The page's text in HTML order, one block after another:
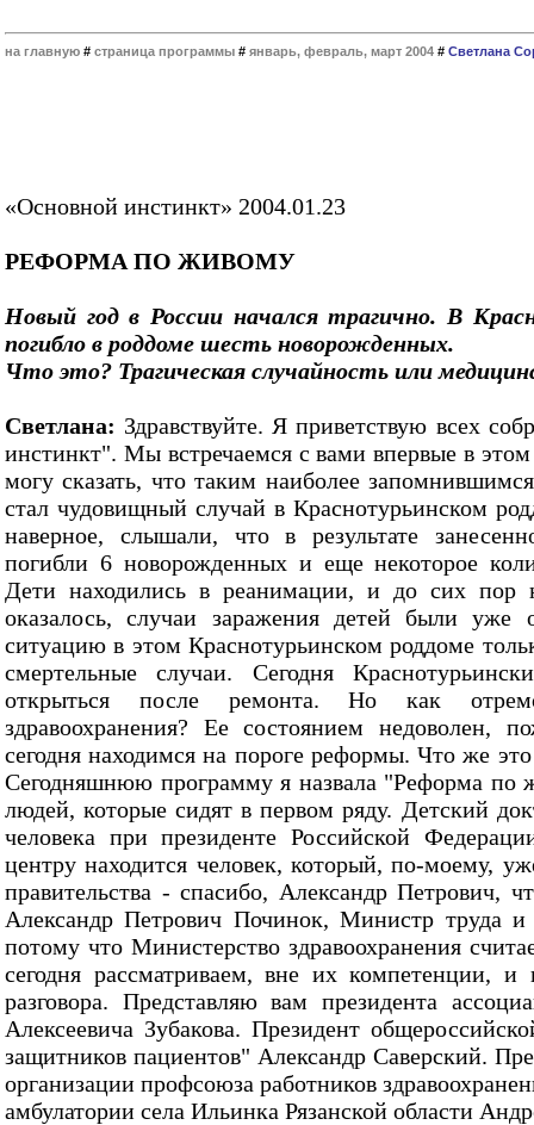
на главную # страница программы # январь, февраль, март 2004 # Светлана
«Основной инстинкт» 2004.01.23
РЕФОРМА ПО ЖИВОМУ
Новый год в России начался трагично. В
погибло в роддоме шесть новорожденных.
Что это? Трагическая случайность или
Светлана: Здравствуйте. Я приветствую всех
инстинкт". Мы встречаемся с вами впервые в этом
могу сказать, что таким наиболее
стал чудовищный случай в Краснотурьинском
наверное, слышали, что в результате
погибли 6 новорожденных и еще некоторое
Дети находились в реанимации, и до сих пор
оказалось, случаи заражения детей были
ситуацию в этом Краснотурьинском роддоме
смертельные случаи. Сегодня
открыться после ремонта. Но как
здравоохранения? Ее состоянием недоволен,
сегодня находимся на пороге реформы. Что же
Сегодняшнюю программу я назвала "Реформа по
людей, которые сидят в первом ряду. Детский
человека при президенте Российской
центру находится человек, который, по-моему,
правительства - спасибо, Александр Петрович,
Александр Петрович Починок, Министр труда и
потому что Министерство здравоохранения
сегодня рассматриваем, вне их компетенции,
разговора. Представляю вам президента
Алексеевича Зубакова. Президент
защитников пациентов" Александр Саверский.
организации профсоюза работников
амбулатории села Ильинка Рязанской области